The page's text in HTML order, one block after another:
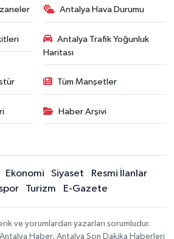
Antalya Hava Durumu
Antalya Trafik Yoğunluk
Haritası
Tüm Manşetler
Haber Arşivi
Ekonomi Siyaset
Resmi İlanlar
Turizm E-Gazete
ve yorumlardan yazarları sorumludur.
Antalya Haber, Antalya Son Dakika Haberleri